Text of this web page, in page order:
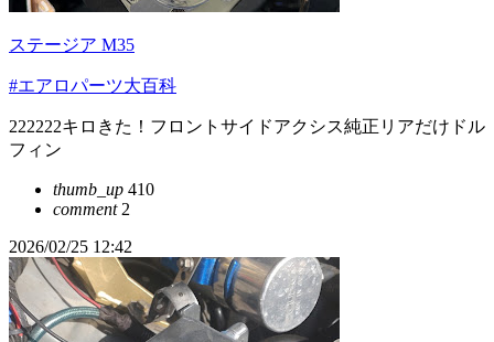
ステージア M35
#エアロパーツ大百科
222222キロきた！フロントサイドアクシス純正リアだけドル
フィン
thumb_up 410
comment2
2026/02/25 12:42